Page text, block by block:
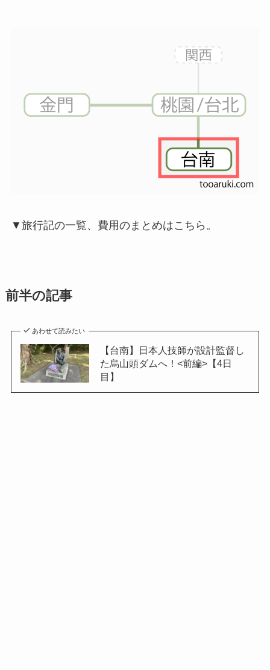
▼旅行記の一覧、費用のまとめはこちら。
前半の記事
あわせて読みたい
【台南】日本人技師が設計監督し
た烏山頭ダムへ！<前編>【4日
目】